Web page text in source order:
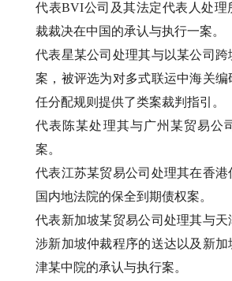
代表BVI公司及其法定代表人处理
裁裁决在中国的承认与执行一案。
代表星某公司处理其与以某公司
案，被评选为对多式联运中海关
任分配规则提供了类案裁判指引。
代表陈某处理其与广州某贸易公
案。
代表江苏某贸易公司处理其在香港
国内地法院的保全到期债权案。
代表新加坡某贸易公司处理其与
涉新加坡仲裁程序的送达以及新加
津某中院的承认与执行案。